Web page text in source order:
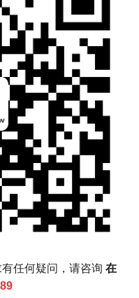
任何疑问，请咨询 在